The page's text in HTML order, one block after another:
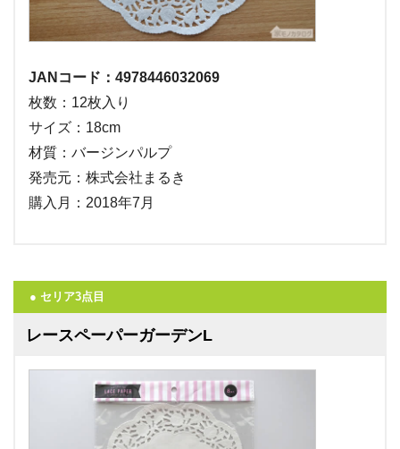
JANコード：4978446032069
枚数：12枚入り
サイズ：18cm
材質：バージンパルプ
発売元：株式会社まるき
購入月：2018年7月
● セリア3点目
レースペーパーガーデンL